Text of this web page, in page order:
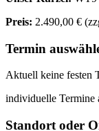
Preis: 2.490,00 €
Termin
Aktuell keine festen
individuelle Termine
Standort oder